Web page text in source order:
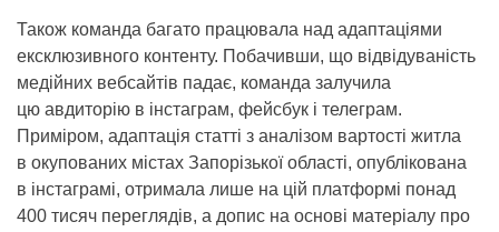
Також команда багато працювала над адаптаціями
ексклюзивного контенту. Побачивши, що відвідуваність
медійних вебсайтів падає, команда залучила
цю авдиторію в інстаграм, фейсбук і телеграм.
Приміром, адаптація статті з аналізом вартості житла
в окупованих містах Запорізької області, опублікована
в інстаграмі, отримала лише на цій платформі понад
400 тисяч переглядів, а допис на основі матеріалу про